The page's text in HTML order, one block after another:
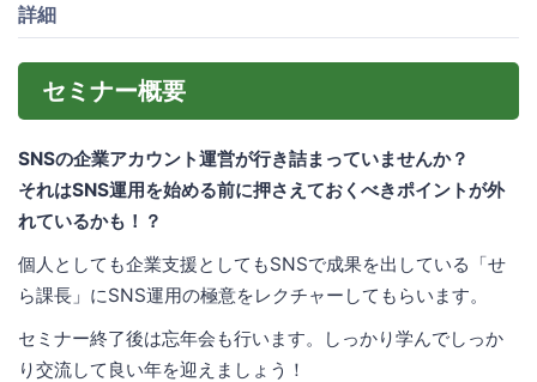
詳細
セミナー概要
SNSの企業アカウント運営が行き詰まっていませんか？
それはSNS運用を始める前に押さえておくべきポイントが外
れているかも！？
個人としても企業支援としてもSNSで成果を出している「せ
ら課長」にSNS運用の極意をレクチャーしてもらいます。
セミナー終了後は忘年会も行います。しっかり学んでしっか
り交流して良い年を迎えましょう！